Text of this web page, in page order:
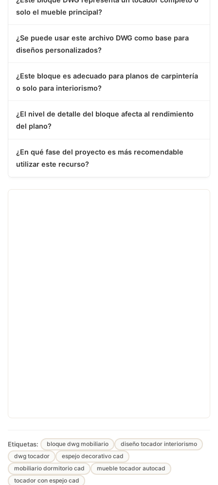
solo el mueble principal?
¿Se puede usar este archivo DWG como base para
diseños personalizados?
¿Este bloque es adecuado para planos de carpintería
o solo para interiorismo?
¿El nivel de detalle del bloque afecta al rendimiento
del plano?
¿En qué fase del proyecto es más recomendable
utilizar este recurso?
Etiquetas: bloque dwg mobiliario
diseño tocador interiorismo
dwg tocador
espejo decorativo cad
mobiliario dormitorio cad
mueble tocador autocad
tocador con espejo cad